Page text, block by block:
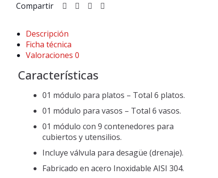
3
cantidad
Compartir
Descripción
Ficha técnica
Valoraciones 0
Características
01 módulo para platos – Total 6 platos.
01 módulo para vasos – Total 6 vasos.
01 módulo con 9 contenedores para
cubiertos y utensilios.
Incluye válvula para desagüe (drenaje).
Fabricado en acero Inoxidable AISI 304.